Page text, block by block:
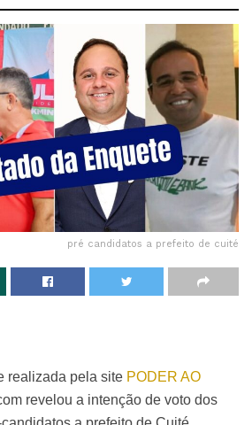
pré candidatos a prefeito de cuité
realizada pela site PODER AO
revelou a intenção de voto dos